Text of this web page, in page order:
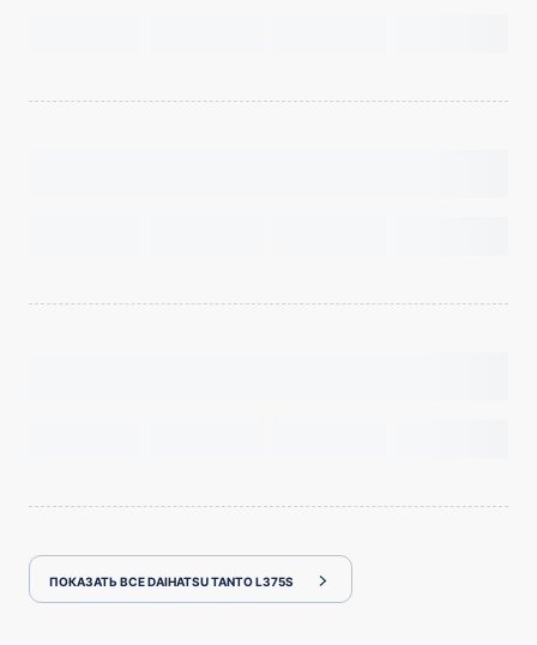
ПОКАЗАТЬ ВСЕ DAIHATSU TANTO L375S